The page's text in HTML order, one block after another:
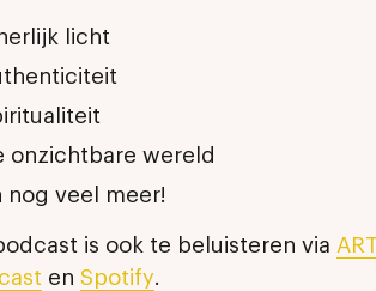
licht
onzichtbare wereld
nog veel meer!
is ook te beluisteren via
enSpotify.